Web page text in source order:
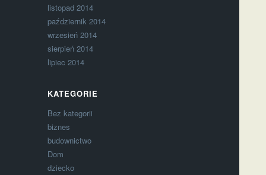
listopad 2014
październik 2014
wrzesień 2014
sierpień 2014
lipiec 2014
KATEGORIE
Bez kategorii
biznes
budownictwo
Dom
dziecko